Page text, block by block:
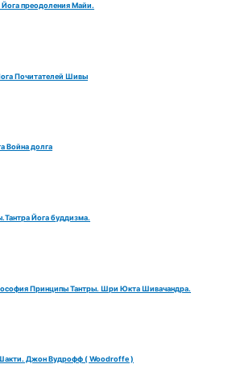
Йога преодоления Майи.
Почитателей Шивы
Война долга
Йога буддизма.
Принципы Тантры. Шри Юкта Шивачандра.
Джон Вудрофф ( Woodroffe )